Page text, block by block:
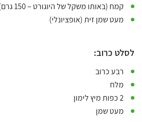
קמח (באותו משקל של היוגורט – 150 גרם)
מעט שמן זית (אופציונלי)
לסלט כרוב:
רבע כרוב
מלח
2 כפות מיץ לימון
מעט שמן